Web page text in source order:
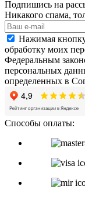
Подпишись на
Никакого спама,
Нажимая кнопку
обработку моих
Федеральным
персональных
определенных в
Способы оплаты: